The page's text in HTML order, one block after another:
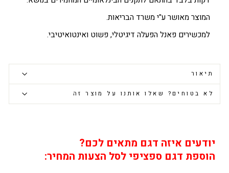
המוצר מאושר ע"י משרד הבריאות.
למכשירים פאנל הפעלה דיגיטלי, פשוט ואינטואיטיבי.
תיאור
לא בטוחים? שאלו אותנו על מוצר זה
יודעים איזה דגם מתאים לכם?
הוספת דגם ספציפי לסל הצעות המחיר: